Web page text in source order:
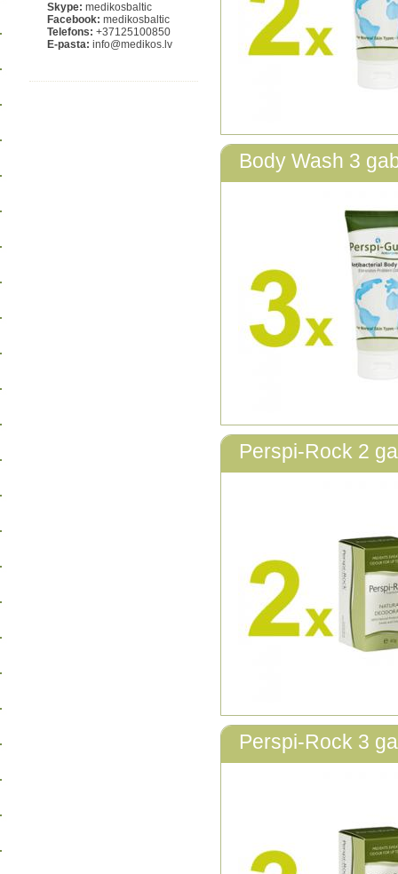
Skype: medikosbaltic
Facebook: medikosbaltic
Telefons: +37125100850
E-pasta: info@medikos.lv
Body Wash 3
Perspi-Rock 2
Perspi-Rock 3